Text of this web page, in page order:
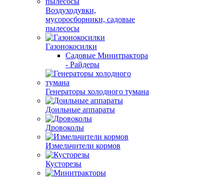
Воздуходувки,
мусоросборники, cадовые
пылесосы
Газонокосилки
Садовые Минитрактора
- Райдеры
Генераторы холодного тумана
Доильные аппараты
Дровоколы
Измельчители кормов
Кусторезы